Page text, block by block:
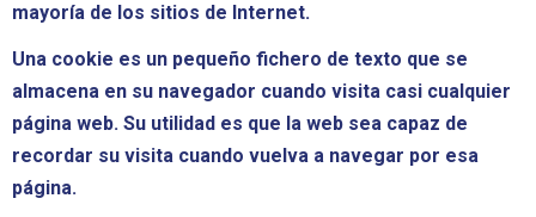
mayoría de los sitios de Internet.
Una cookie es un pequeño fichero de texto que se
almacena en su navegador cuando visita casi cualquier
página web. Su utilidad es que la web sea capaz de
recordar su visita cuando vuelva a navegar por esa
página.